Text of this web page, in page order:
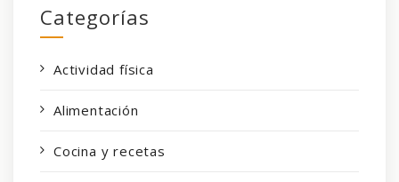
Categorías
Actividad física
Alimentación
Cocina y recetas